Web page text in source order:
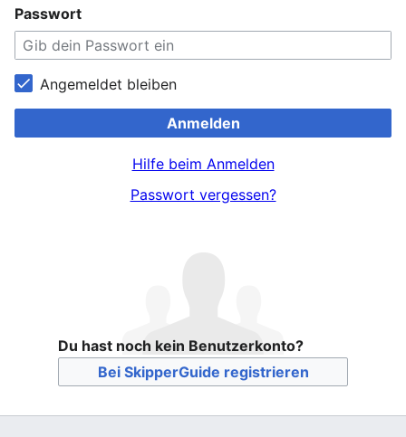
Passwort
Angemeldet bleiben
Anmelden
Hilfe beim Anmelden
Passwort vergessen?
Du hast noch kein Benutzerkonto?
Bei SkipperGuide registrieren